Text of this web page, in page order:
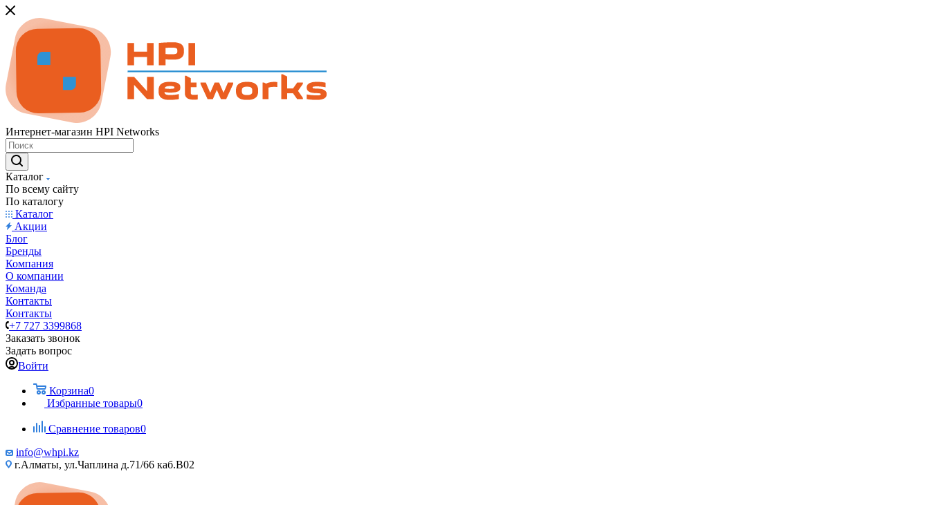
Интернет-магазин HPI Networks
Каталог
По всему сайту
По каталогу
Каталог
Акции
Блог
Бренды
Компания
О компании
Команда
Контакты
Контакты
+7 727 3399868
Заказать звонок
Задать вопрос
Войти
Корзина0
Избранные товары0
Сравнение товаров0
info@whpi.kz
г.Алматы, ул.Чаплина д.71/66 каб.B02